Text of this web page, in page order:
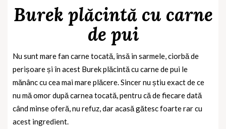
Burek plăcintă cu carne
de pui
Nu sunt mare fan carne tocată, însă in sarmele, ciorbă de
perișoare și în acest Burek plăcintă cu carne de pui le
mănânc cu cea mai mare plăcere. Sincer nu știu exact de ce
nu mă omor după carnea tocată, pentru că de fiecare dată
când minse oferă, nu refuz, dar acasă gătesc foarte rar cu
acest ingredient.